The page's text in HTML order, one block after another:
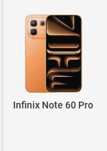
Infinix Note 60 Pro